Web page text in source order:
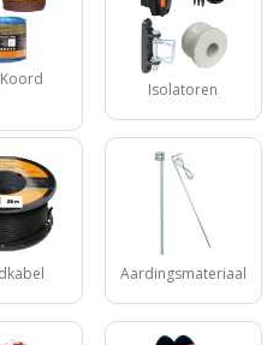
Isolatoren
Aardingsmateriaal